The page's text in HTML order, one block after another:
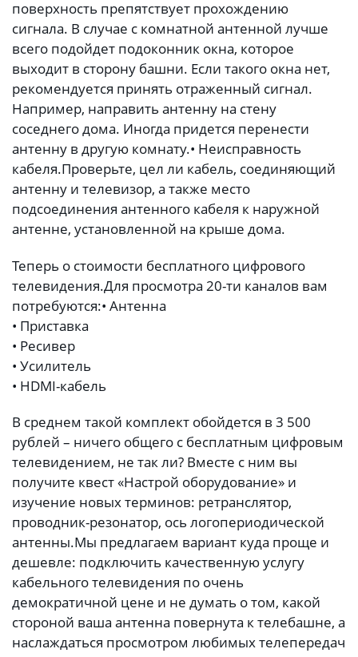
поверхность препятствует прохождению
сигнала. В случае с комнатной антенной лучше
всего подойдет подоконник окна, которое
выходит в сторону башни. Если такого окна нет,
рекомендуется принять отраженный сигнал.
Например, направить антенну на стену
соседнего дома. Иногда придется перенести
антенну в другую комнату.• Неисправность
кабеля.Проверьте, цел ли кабель, соединяющий
антенну и телевизор, а также место
подсоединения антенного кабеля к наружной
антенне, установленной на крыше дома.
Теперь о стоимости бесплатного цифрового
телевидения.Для просмотра 20-ти каналов вам
потребуются:• Антенна
• Приставка
• Ресивер
• Усилитель
• HDMI-кабель
В среднем такой комплект обойдется в 3 500
рублей – ничего общего с бесплатным цифровым
телевидением, не так ли? Вместе с ним вы
получите квест «Настрой оборудование» и
изучение новых терминов: ретранслятор,
проводник-резонатор, ось логопериодической
антенны.Мы предлагаем вариант куда проще и
дешевле: подключить качественную услугу
кабельного телевидения по очень
демократичной цене и не думать о том, какой
стороной ваша антенна повернута к телебашне, а
наслаждаться просмотром любимых телепередач